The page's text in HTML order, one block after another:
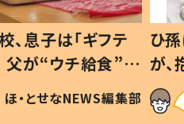
子は「ギフテ
“ウチ給食”を
とは #令和の親
・とせなNEWS編集部
ひ孫
が、抱
「涙が
い」